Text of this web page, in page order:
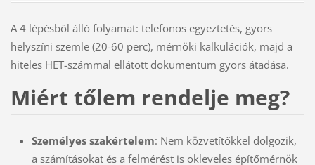
A 4 lépésből álló folyamat: telefonos egyeztetés, gyors
helyszíni szemle (20-60 perc), mérnöki kalkulációk, majd a
hiteles HET-számmal ellátott dokumentum gyors átadása.
Miért tőlem rendelje meg?
Személyes szakértelem: Nem közvetítőkkel dolgozik,
a számításokat és a felmérést is okleveles építőmérnök